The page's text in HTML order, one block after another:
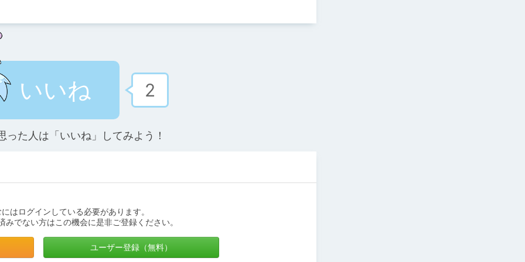
いいね 2
った人は「いいね」してみよう！
はログインしている必要があります。
でない方はこの機会に是非ご登録ください。
ユーザー登録（無料）